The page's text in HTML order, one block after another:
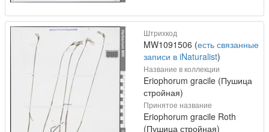
Штрихкод
MW1091506 (есть связанные
записи в iNaturalist)
Название в коллекции
Eriophorum gracile (Пушица
стройная)
Принятое название
Eriophorum gracile Roth
(Пушица стройная)